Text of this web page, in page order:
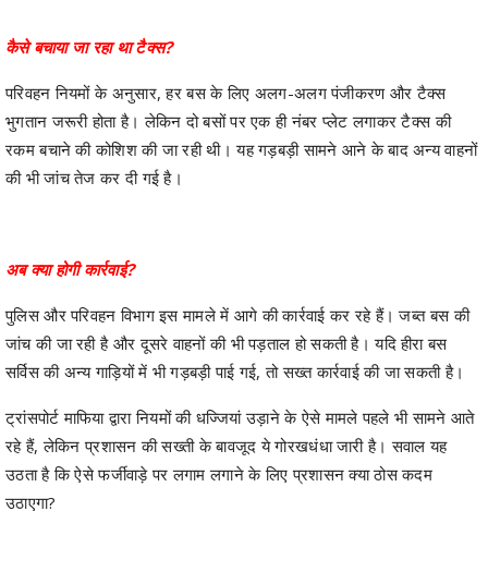
कैसे बचाया जा रहा था टैक्स?
परिवहन नियमों के अनुसार, हर बस के लिए अलग-अलग पंजीकरण और टैक्स
भुगतान जरूरी होता है। लेकिन दो बसों पर एक ही नंबर प्लेट लगाकर टैक्स की
रकम बचाने की कोशिश की जा रही थी। यह गड़बड़ी सामने आने के बाद अन्य वाहनों
की भी जांच तेज कर दी गई है।
अब क्या होगी कार्रवाई?
पुलिस और परिवहन विभाग इस मामले में आगे की कार्रवाई कर रहे हैं। जब्त बस की
जांच की जा रही है और दूसरे वाहनों की भी पड़ताल हो सकती है। यदि हीरा बस
सर्विस की अन्य गाड़ियों में भी गड़बड़ी पाई गई, तो सख्त कार्रवाई की जा सकती है।
ट्रांसपोर्ट माफिया द्वारा नियमों की धज्जियां उड़ाने के ऐसे मामले पहले भी सामने आते
रहे हैं, लेकिन प्रशासन की सख्ती के बावजूद ये गोरखधंधा जारी है। सवाल यह
उठता है कि ऐसे फर्जीवाड़े पर लगाम लगाने के लिए प्रशासन क्या ठोस कदम
उठाएगा?